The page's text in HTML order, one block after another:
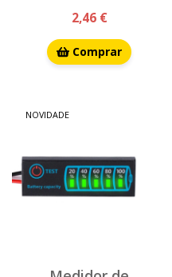
2,46 €
Comprar
NOVIDADE